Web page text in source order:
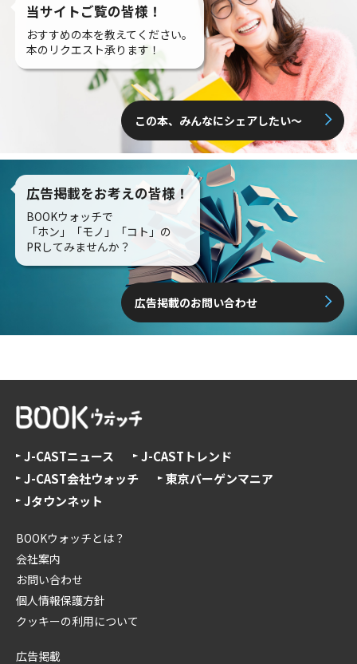
当サイトご覧の皆様！
おすすめの本を教えてください。
本のリクエスト承ります！
この本、みんなにシェアしたい〜
広告掲載をお考えの皆様！
BOOKウォッチで
「ホン」「モノ」「コト」の
PRしてみませんか？
広告掲載のお問い合わせ
J-CASTニュース
J-CASTトレンド
J-CAST会社ウォッチ
東京バーゲンマニア
Jタウンネット
BOOKウォッチとは？
会社案内
お問い合わせ
個人情報保護方針
クッキーの利用について
広告掲載